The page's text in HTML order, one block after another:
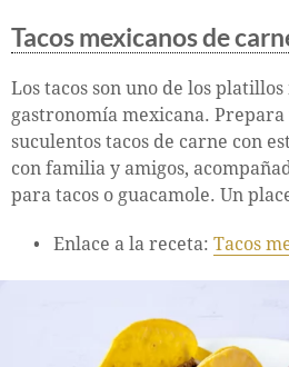
Tacos mexicanos de
Los tacos son uno de los
gastronomía mexicana. Prepara
suculentos tacos de carne con
con familia y amigos,
para tacos o guacamole. Un
Enlace a la receta: Tacos